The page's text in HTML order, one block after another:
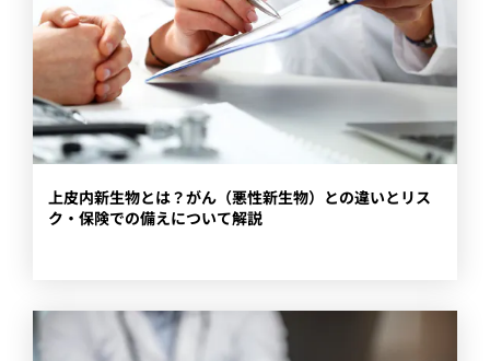
上皮内新生物とは？がん（悪性新生物）との違いとリス
ク・保険での備えについて解説